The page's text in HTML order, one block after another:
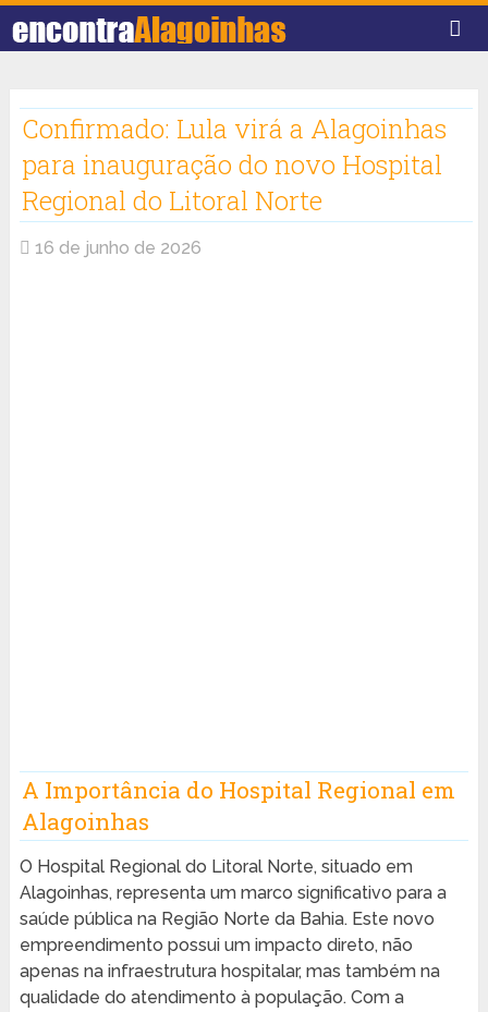
Confirmado: Lula virá a Alagoinhas
para inauguração do novo Hospital
Regional do Litoral Norte
16 de junho de 2026
A Importância do Hospital Regional em
Alagoinhas
O Hospital Regional do Litoral Norte, situado em
Alagoinhas, representa um marco significativo para a
saúde pública na Região Norte da Bahia. Este novo
empreendimento possui um impacto direto, não
apenas na infraestrutura hospitalar, mas também na
qualidade do atendimento à população. Com a